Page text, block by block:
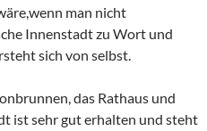
man nicht
Innenstadt zu Wort und
sich von selbst.
das Rathaus und
ist sehr gut erhalten und steht